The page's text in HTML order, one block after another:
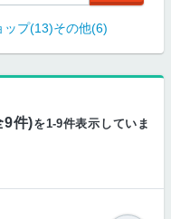
ップ(13)その他(6)
9件)を1-9件表示していま